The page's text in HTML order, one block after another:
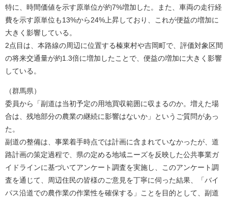
特に、時間価値を示す原単位が約7%増加した。また、車両の走行経
費を示す原単位も13%から24%上昇しており、これが便益の増加に
大きく影響している。
2点目は、本路線の周辺に位置する榛東村や吉岡町で、評価対象区間
の将来交通量が約1.3倍に増加したことで、便益の増加に大きく影響
している。
（群馬県）
委員から「副道は当初予定の用地買収範囲に収まるのか。増えた場
合は、残地部分の農業の継続に影響はないか」というご質問があっ
た。
副道の整備は、事業着手時点では計画に含まれていなかったが、道
路計画の策定過程で、県の定める地域ニーズを反映した公共事業ガ
イドラインに基づいてアンケート調査を実施し、このアンケート調
査を通じて、周辺住民の皆様のご意見を丁寧に伺った結果、「バイ
パス沿道での農作業の作業性を確保する」ことを目的として、副道